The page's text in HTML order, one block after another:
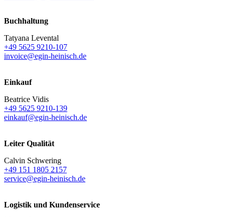
Buchhaltung
Tatyana Levental
+49 5625 9210-107
invoice@egin-heinisch.de
Einkauf
Beatrice Vidis
+49 5625 9210-139
einkauf@egin-heinisch.de
Leiter Qualität
Calvin Schwering
+49 151 1805 2157
service@egin-heinisch.de
Logistik und Kundenservice